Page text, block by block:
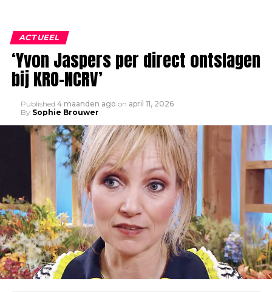
ACTUEEL
‘Yvon Jaspers per direct ontslagen
bij KRO-NCRV’
Published 4 maanden ago on april 11, 2026
By Sophie Brouwer